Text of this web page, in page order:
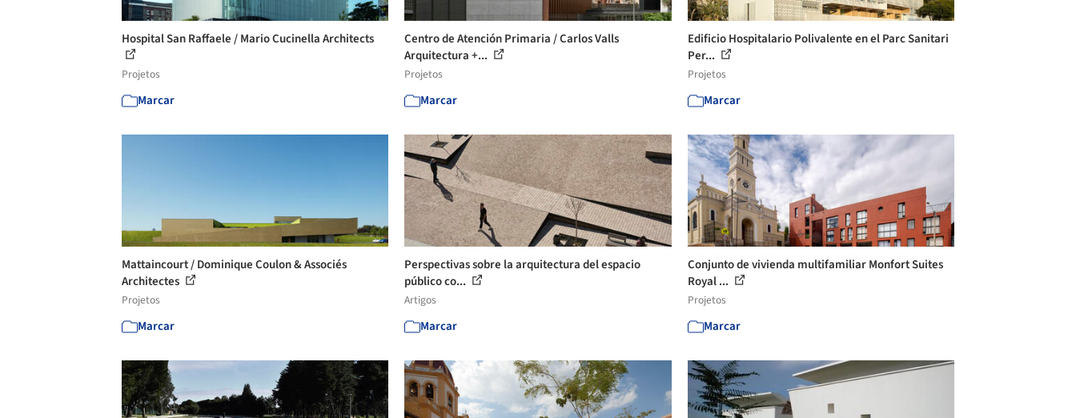
Hospital San Raffaele / Mario Cucinella Architects
Projetos
Marcar
Centro de Atención Primaria / Carlos Valls
Arquitectura +...
Projetos
Marcar
Edificio Hospitalario Polivalente en el Parc Sanitari
Per...
Projetos
Marcar
Mattaincourt / Dominique Coulon & Associés
Architectes
Projetos
Marcar
Perspectivas sobre la arquitectura del espacio
público co...
Artigos
Marcar
Conjunto de vivienda multifamiliar Monfort Suites
Royal ...
Projetos
Marcar